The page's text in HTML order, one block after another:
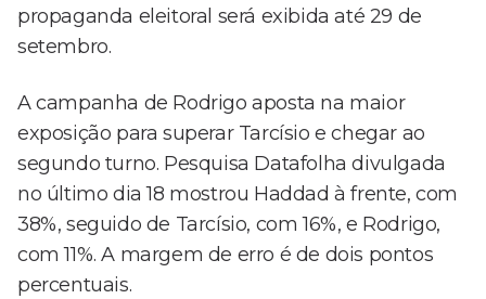
propaganda eleitoral será exibida até 29 de
setembro.
A campanha de Rodrigo aposta na maior
exposição para superar Tarcísio e chegar ao
segundo turno. Pesquisa Datafolha divulgada
no último dia 18 mostrou Haddad à frente, com
38%, seguido de Tarcísio, com 16%, e Rodrigo,
com 11%. A margem de erro é de dois pontos
percentuais.